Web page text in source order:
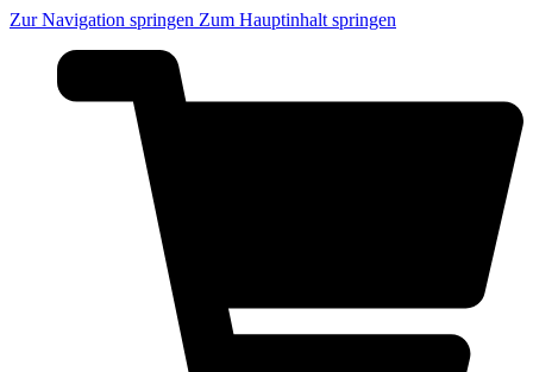
Zur Navigation springen Zum Hauptinhalt springen